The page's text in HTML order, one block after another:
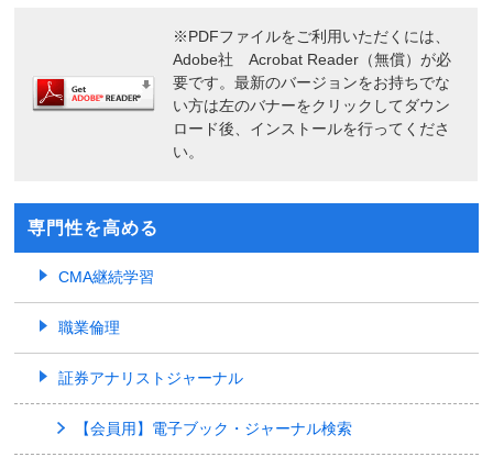
※PDFファイルをご利用いただくには、
Adobe社 Acrobat Reader（無償）が必
要です。最新のバージョンをお持ちでな
い方は左のバナーをクリックしてダウン
ロード後、インストールを行ってくださ
い。
専門性を高める
CMA継続学習
職業倫理
証券アナリストジャーナル
【会員用】電子ブック・ジャーナル検索